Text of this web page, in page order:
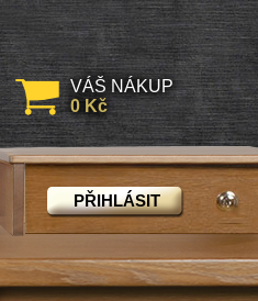
PŘIHLÁSIT
VÁŠ NÁKUP
0 Kč